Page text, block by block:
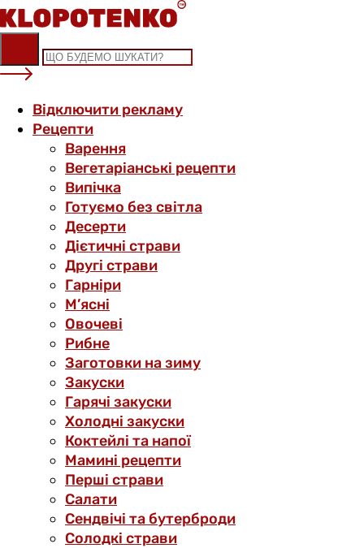
Skip
to
content
Відключити рекламу
Рецепти
Варення
Вегетаріанські рецепти
Випічка
Готуємо без світла
Десерти
Дієтичні страви
Другі страви
Гарніри
М’ясні
Овочеві
Рибне
Заготовки на зиму
Закуски
Гарячі закуски
Холодні закуски
Коктейлі та напої
Мамині рецепти
Перші страви
Салати
Сендвічі та бутерброди
Солодкі страви